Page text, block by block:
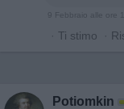
9 Febbraio alle ore
· Ti stimo ·
Potiomkin